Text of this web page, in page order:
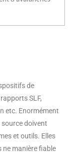
de
SLF,
etc. Enormément
doivent
et outils. Elles
ne manière fiable